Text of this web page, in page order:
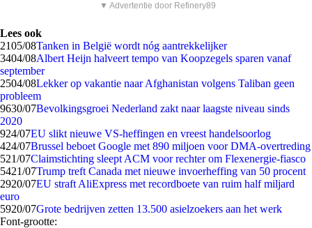
▼ Advertentie door Refinery89
Lees ook
2105/08Tanken in België wordt nóg aantrekkelijker
3404/08Albert Heijn halveert tempo van Koopzegels sparen vanaf
september
2504/08Lekker op vakantie naar Afghanistan volgens Taliban geen
probleem
9630/07Bevolkingsgroei Nederland zakt naar laagste niveau sinds
2020
924/07EU slikt nieuwe VS-heffingen en vreest handelsoorlog
424/07Brussel beboet Google met 890 miljoen voor DMA-overtreding
521/07Claimstichting sleept ACM voor rechter om Flexenergie-fiasco
5421/07Trump treft Canada met nieuwe invoerheffing van 50 procent
2920/07EU straft AliExpress met recordboete van ruim half miljard
euro
5920/07Grote bedrijven zetten 13.500 asielzoekers aan het werk
Font-grootte: